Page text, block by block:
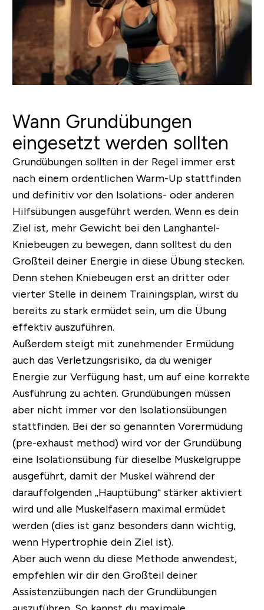
Wann Grundübungen
eingesetzt werden sollten
Grundübungen sollten in der Regel immer erst
nach einem ordentlichen Warm-Up stattfinden
und definitiv vor den Isolations- oder anderen
Hilfsübungen ausgeführt werden. Wenn es dein
Ziel ist, mehr Gewicht bei den Langhantel-
Kniebeugen zu bewegen, dann solltest du den
Großteil deiner Energie in diese Übung stecken.
Denn stehen Kniebeugen erst an dritter oder
vierter Stelle in deinem Trainingsplan, wirst du
bereits zu stark ermüdet sein, um die Übung
effektiv auszuführen.
Außerdem steigt mit zunehmender Ermüdung
auch das Verletzungsrisiko, da du weniger
Energie zur Verfügung hast, um auf eine korrekte
Ausführung zu achten. Grundübungen müssen
aber nicht immer vor den Isolationsübungen
stattfinden. Bei der so genannten Vorermüdung
(pre-exhaust method) wird vor der Grundübung
eine Isolationsübung für dieselbe Muskelgruppe
ausgeführt, damit der Muskel während der
darauffolgenden „Hauptübung“ stärker aktiviert
wird und alle Muskelfasern maximal ermüdet
werden (dies ist ganz besonders dann wichtig,
wenn Hypertrophie dein Ziel ist).
Aber auch wenn du diese Methode anwendest,
empfehlen wir dir den Großteil deiner
Assistenzübungen nach der Grundübungen